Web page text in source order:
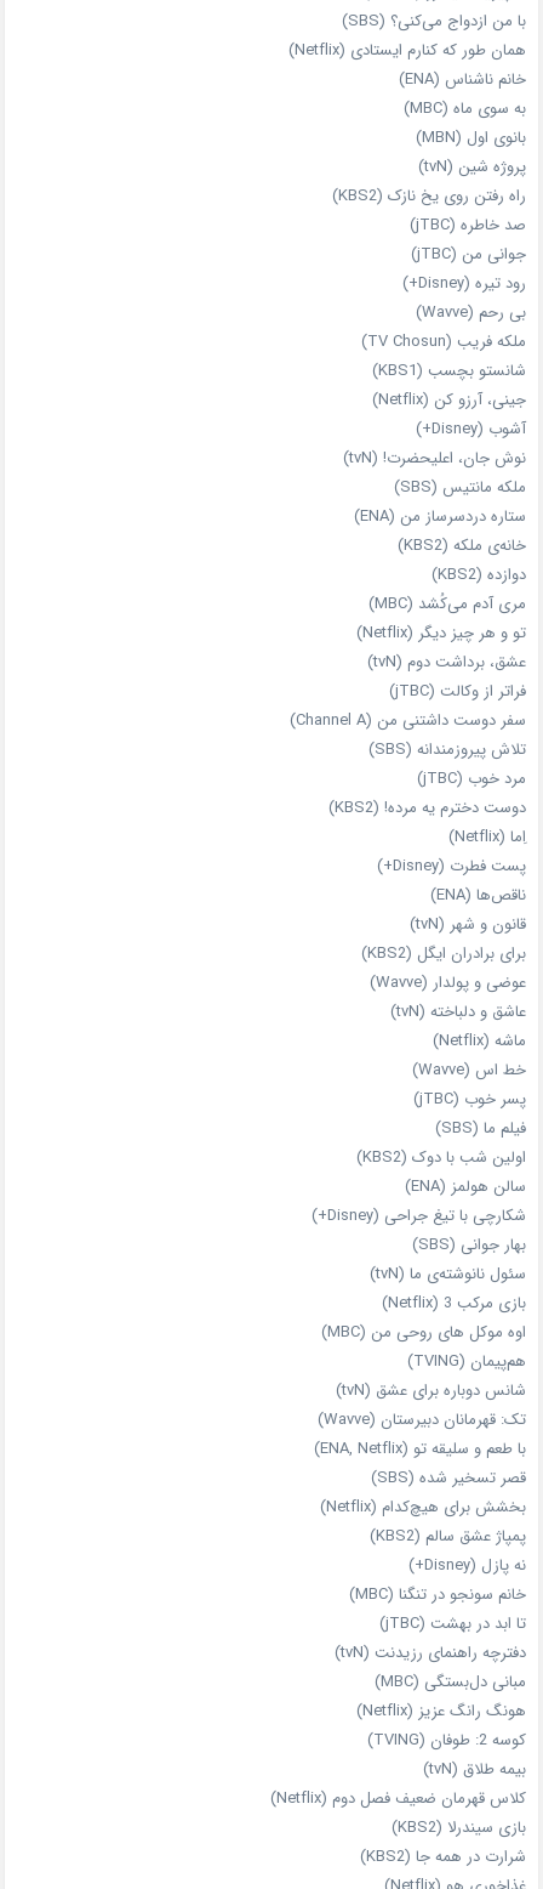
با من ازدواج می‌کنی؟ (SBS)
همان‌ طور که کنارم ایستادی (Netflix)
خانم ناشناس (ENA)
به سوی ماه (MBC)
بانوی اول (MBN)
پروژه شین (tvN)
راه رفتن روی یخ نازک (KBS2)
صد خاطره (jTBC)
جوانی من (jTBC)
رود تیره (Disney+)
بی‌ رحم (Wavve)
ملکه فریب (TV Chosun)
شانستو بچسب (KBS1)
جینی، آرزو کن (Netflix)
آشوب (Disney+)
نوش جان، اعلیحضرت! (tvN)
ملکه‌ مانتیس (SBS)
ستاره دردسرساز من (ENA)
خانه‌ی ملکه (KBS2)
دوازده (KBS2)
مری آدم می‌کُشد (MBC)
تو و هر چیز دیگر (Netflix)
عشق، برداشت دوم (tvN)
فراتر از وکالت (jTBC)
سفر دوست‌ داشتنی من (Channel A)
تلاش پیروزمندانه (SBS)
مرد خوب (jTBC)
دوست دخترم یه مرده! (KBS2)
اِما (Netflix)
پست فطرت (Disney+)
ناقص‌ها (ENA)
قانون و شهر (tvN)
برای برادران ایگل (KBS2)
عوضی و پولدار (Wavve)
عاشق و دلباخته (tvN)
ماشه (Netflix)
خط اس (Wavve)
پسر خوب (jTBC)
فیلم ما (SBS)
اولین شب با دوک (KBS2)
سالن هولمز (ENA)
شکارچی با تیغ جراحی (Disney+)
بهار جوانی (SBS)
سئول نانوشته‌ی ما (tvN)
بازی مرکب 3 (Netflix)
اوه موکل های روحی من (MBC)
هم‌پیمان (TVING)
شانس دوباره برای عشق (tvN)
تک: قهرمانان دبیرستان (Wavve)
با طعم و سلیقه تو (ENA, Netflix)
قصر تسخیر شده (SBS)
بخشش برای هیچ‌کدام (Netflix)
پمپاژ عشق سالم (KBS2)
نه پازل (Disney+)
خانم سونجو در تنگنا (MBC)
تا ابد در بهشت (jTBC)
دفترچه راهنمای رزیدنت (tvN)
مبانی دل‌بستگی (MBC)
هونگ رانگ عزیز (Netflix)
کوسه 2: طوفان (TVING)
بیمه طلاق (tvN)
کلاس قهرمان ضعیف فصل دوم (Netflix)
بازی سیندرلا (KBS2)
شرارت در همه‌ جا (KBS2)